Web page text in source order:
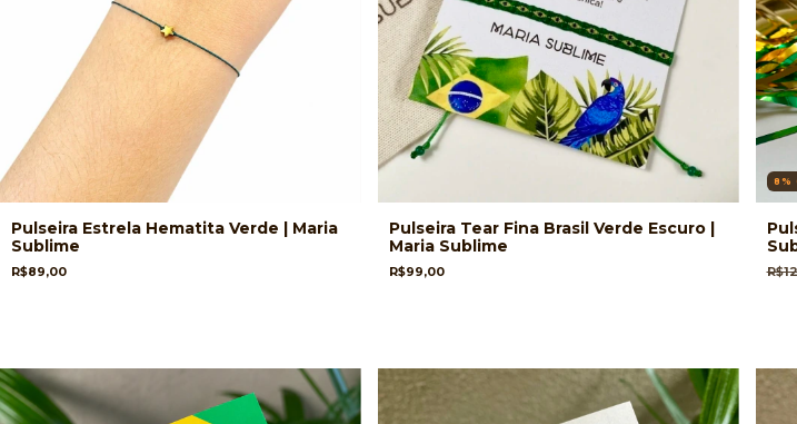
Pulseira Estrela Hematita Verde | Maria
Sublime
R$89,00
Pulseira Tear Fina Brasil Verde Escuro |
Maria Sublime
R$99,00
8 %